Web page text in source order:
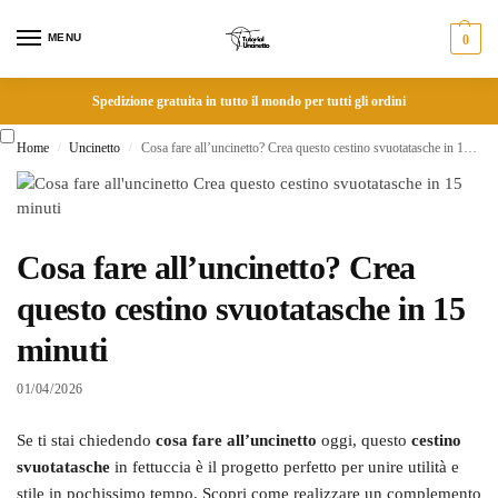
MENU 0
Spedizione gratuita in tutto il mondo per tutti gli ordini
Home / Uncinetto / Cosa fare all’uncinetto? Crea questo cestino svuotatasche in 15 minuti
Cosa fare all’uncinetto? Crea
questo cestino svuotatasche in 15
minuti
01/04/2026
Se ti stai chiedendo cosa fare all’uncinetto oggi, questo cestino
svuotatasche in fettuccia è il progetto perfetto per unire utilità e
stile in pochissimo tempo. Scopri come realizzare un complemento